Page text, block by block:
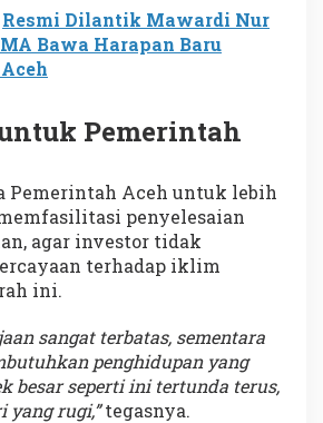
Resmi Dilantik Mawardi Nur
Bawa Harapan Baru
Pemerintah
Pemerintah Aceh untuk lebih
penyelesaian
agar investor tidak
terhadap iklim
ini.
sangat terbatas, sementara
penghidupan yang
besar seperti ini tertunda terus,
yang rugi,”tegasnya.